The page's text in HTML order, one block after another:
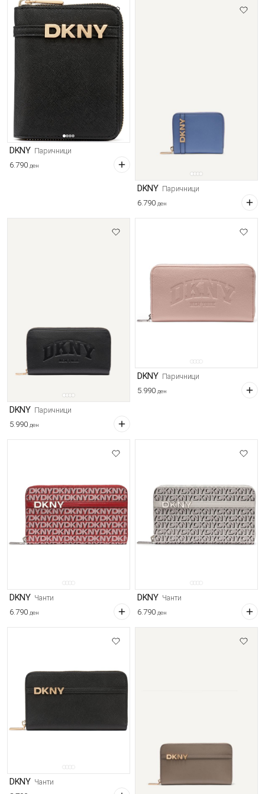
DKNY Паричници
6.790 ден
DKNY Паричници
6.790 ден
DKNY Паричници
5.990 ден
DKNY Паричници
5.990 ден
DKNY Чанти
6.790 ден
DKNY Чанти
6.790 ден
DKNY Чанти